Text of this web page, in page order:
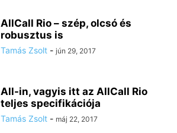
AllCall Rio – szép, olcsó és
robusztus is
Tamás Zsolt - jún 29, 2017
All-in, vagyis itt az AllCall Rio
teljes specifikációja
Tamás Zsolt - máj 22, 2017